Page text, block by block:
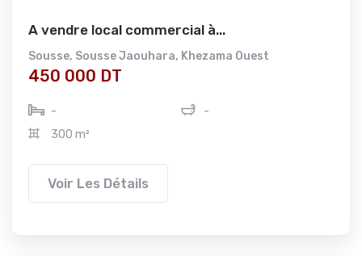
A vendre local commercial à...
Sousse, Sousse Jaouhara, Khezama Ouest
450 000 DT
-
-
300 m²
Voir Les Détails